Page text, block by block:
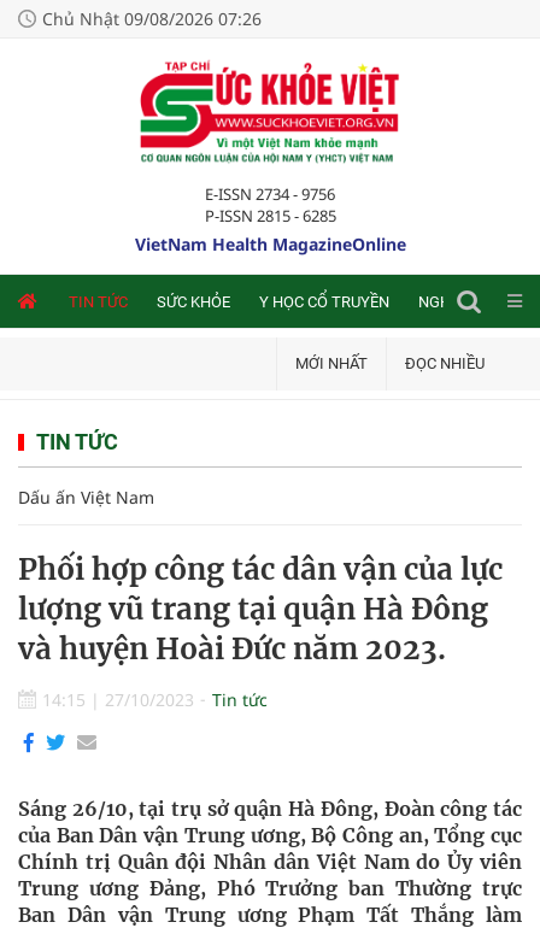
Chủ Nhật 09/08/2026 07:26
E-ISSN 2734 - 9756
P-ISSN 2815 - 6285
VietNam Health MagazineOnline
TIN TỨC SỨC KHỎE Y HỌC CỔ TRUYỀN NGHIÊN CỨU
MỚI NHẤT ĐỌC NHIỀU
TIN TỨC
Dấu ấn Việt Nam
Phối hợp công tác dân vận của lực
lượng vũ trang tại quận Hà Đông
và huyện Hoài Đức năm 2023.
14:15 | 27/10/2023 Tin tức
Sáng 26/10, tại trụ sở quận Hà Đông, Đoàn công tác
của Ban Dân vận Trung ương, Bộ Công an, Tổng cục
Chính trị Quân đội Nhân dân Việt Nam do Ủy viên
Trung ương Đảng, Phó Trưởng ban Thường trực
Ban Dân vận Trung ương Phạm Tất Thắng làm